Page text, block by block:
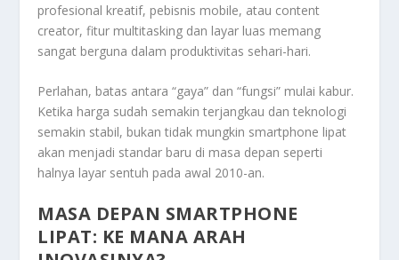
profesional kreatif, pebisnis mobile, atau content
creator, fitur multitasking dan layar luas memang
sangat berguna dalam produktivitas sehari-hari.
Perlahan, batas antara “gaya” dan “fungsi” mulai kabur.
Ketika harga sudah semakin terjangkau dan teknologi
semakin stabil, bukan tidak mungkin smartphone lipat
akan menjadi standar baru di masa depan seperti
halnya layar sentuh pada awal 2010-an.
MASA DEPAN SMARTPHONE
LIPAT: KE MANA ARAH